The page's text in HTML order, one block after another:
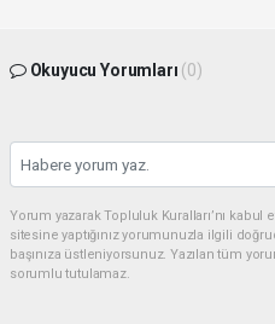
Okuyucu Yorumları (0)
Yorum yazarak Topluluk Kuralları’nı
sitesine yaptığınız yorumunuzla ilgili
başınıza üstleniyorsunuz. Yazılan tüm
sorumlu tutulamaz.